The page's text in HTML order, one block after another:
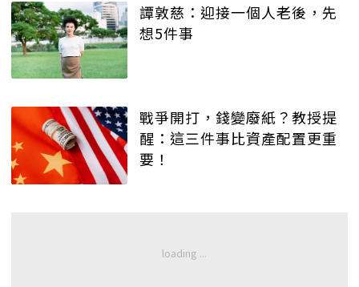
譚敦慈：迎接一個人老後，先
想5件事
戰爭開打，錢變廢紙？教授提
醒：這三件事比資產配置更重
要！